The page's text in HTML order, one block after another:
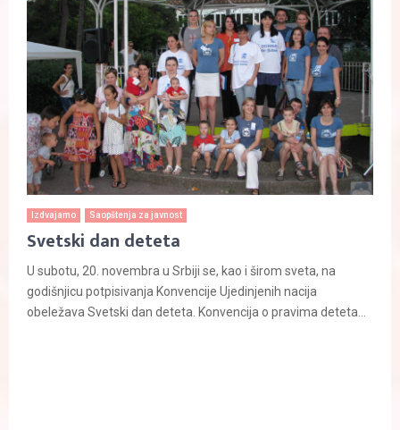
Izdvajamo Saopštenja za javnost
Svetski dan deteta
U subotu, 20. novembra u Srbiji se, kao i širom sveta, na
godišnjicu potpisivanja Konvencije Ujedinjenih nacija
obeležava Svetski dan deteta. Konvencija o pravima deteta...